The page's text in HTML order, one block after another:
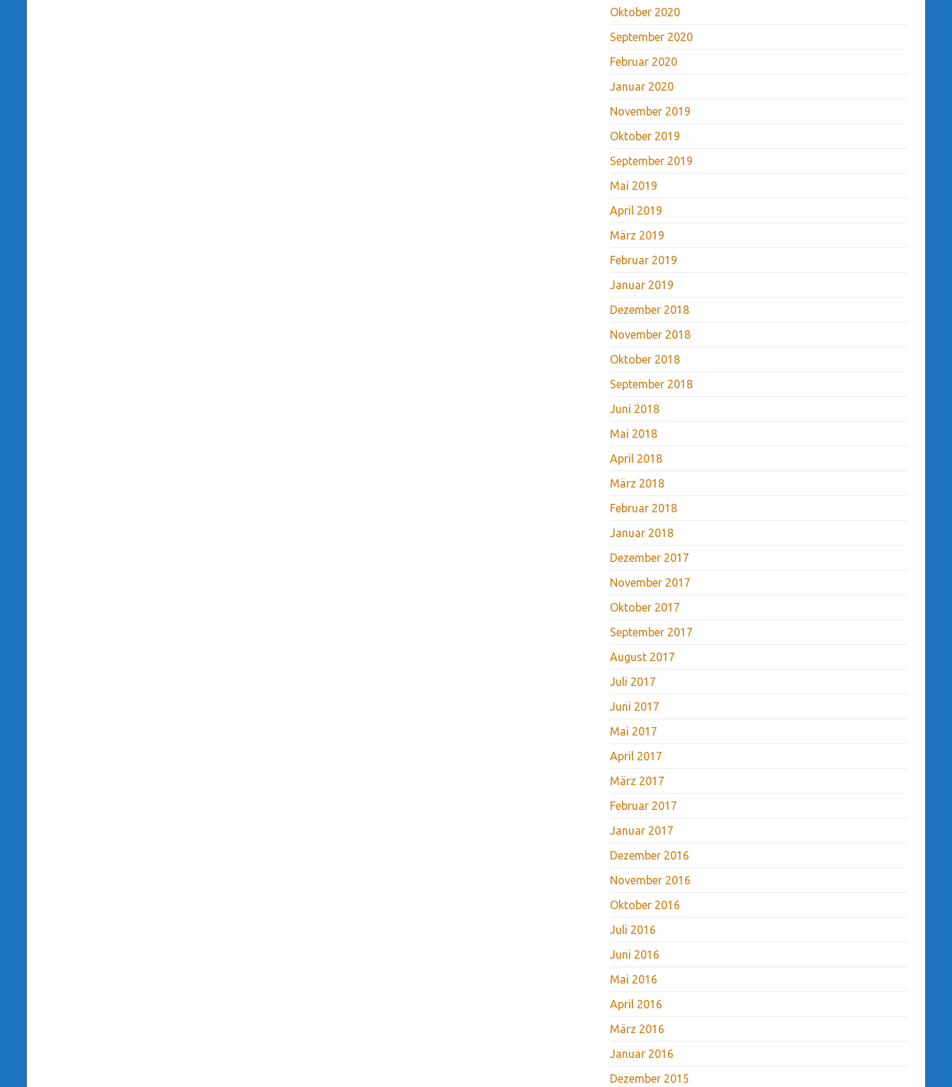
Oktober 2020
September 2020
Februar 2020
Januar 2020
November 2019
Oktober 2019
September 2019
Mai 2019
April 2019
März 2019
Februar 2019
Januar 2019
Dezember 2018
November 2018
Oktober 2018
September 2018
Juni 2018
Mai 2018
April 2018
März 2018
Februar 2018
Januar 2018
Dezember 2017
November 2017
Oktober 2017
September 2017
August 2017
Juli 2017
Juni 2017
Mai 2017
April 2017
März 2017
Februar 2017
Januar 2017
Dezember 2016
November 2016
Oktober 2016
Juli 2016
Juni 2016
Mai 2016
April 2016
März 2016
Januar 2016
Dezember 2015